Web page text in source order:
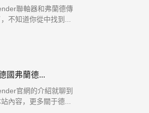
聯軸器和弗蘭德傳
不知道你從中找到...
國弗蘭德...
官網的介紹就聊到
內容，更多關于德...